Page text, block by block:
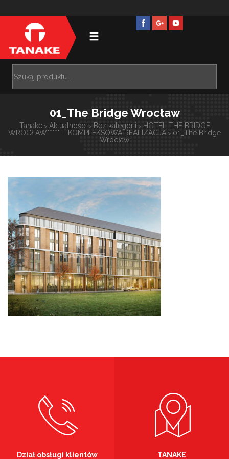
01_The Bridge Wrocław
Tanake> Aktualności > Bez kategorii > HOTEL THE BRIDGE
WROCŁAW***** – KOMPLEKSOWA REALIZACJA > 01_The Bridge
Wrocław
Dział obsługi klientów TANAKE